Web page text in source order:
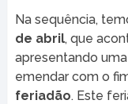
Na sequência,
de abril, que
apresentando
emendar com o
feriadão. Este